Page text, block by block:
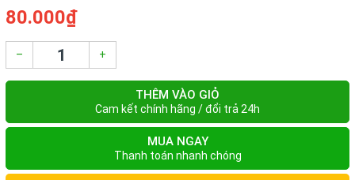
80.000₫
– +
THÊM VÀO GIỎ
Cam kết chính hãng / đổi trả 24h
MUA NGAY
Thanh toán nhanh chóng